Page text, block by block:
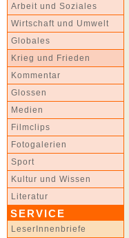
Arbeit und Soziales
Wirtschaft und Umwelt
Globales
Krieg und Frieden
Kommentar
Glossen
Medien
Filmclips
Fotogalerien
Sport
Kultur und Wissen
Literatur
SERVICE
LeserInnenbriefe